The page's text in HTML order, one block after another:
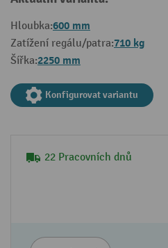
Hloubka:600 mm
Zatížení regálu/patra:710 kg
Šířka:2250 mm
Konfigurovat variantu
22 Pracovních dnů